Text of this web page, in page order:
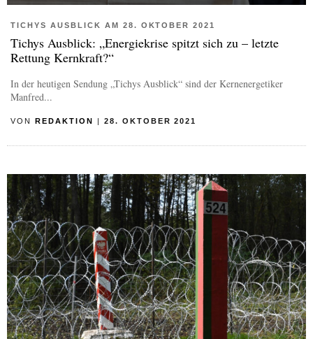
TICHYS AUSBLICK AM 28. OKTOBER 2021
Tichys Ausblick: „Energiekrise spitzt sich zu – letzte
Rettung Kernkraft?“
In der heutigen Sendung „Tichys Ausblick“ sind der Kernenergetiker
Manfred...
VON REDAKTION | 28. OKTOBER 2021